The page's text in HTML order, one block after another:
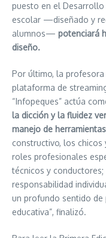
puesto en el
escolar —diseñado y
alumnos— potenciará
diseño.
Por último, la
plataforma de
“Infopeques” actúa
la dicción y la fluidez
manejo de
constructivo, los chicos
roles profesionales
técnicos y
responsabilidad
un profundo sentido de
educativa”, finalizó.